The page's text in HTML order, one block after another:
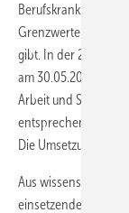
Berufskrankheit in
Grenzwerte oder
gibt. In der 22.
am 30.05.2018 hat
Arbeit und Soziales
entsprechenden
Die Umsetzung
Aus
einsetzenden